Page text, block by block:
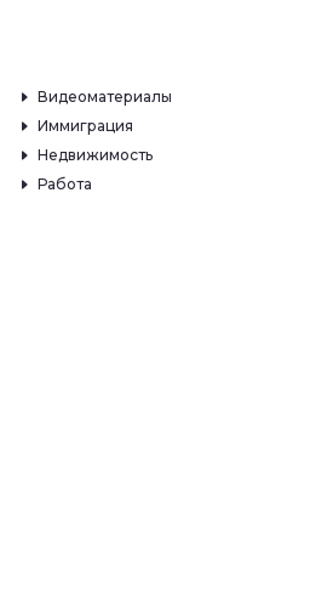
Видеоматериалы
Иммиграция
Недвижимость
Работа